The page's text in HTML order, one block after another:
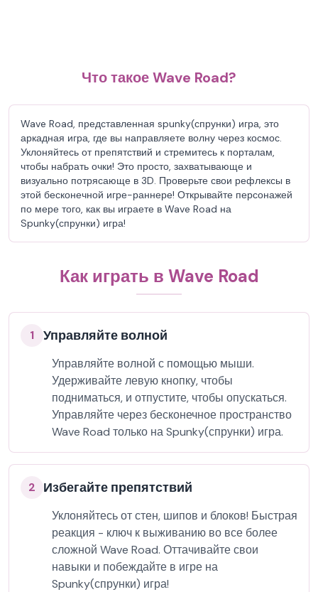
Что такое Wave Road?
Wave Road, представленная spunky(спрунки) игра, это
аркадная игра, где вы направляете волну через космос.
Уклоняйтесь от препятствий и стремитесь к порталам,
чтобы набрать очки! Это просто, захватывающе и
визуально потрясающе в 3D. Проверьте свои рефлексы в
этой бесконечной игре-раннере! Открывайте персонажей
по мере того, как вы играете в Wave Road на
Spunky(спрунки) игра!
Как играть в Wave Road
1 Управляйте волной
Управляйте волной с помощью мыши.
Удерживайте левую кнопку, чтобы
подниматься, и отпустите, чтобы опускаться.
Управляйте через бесконечное пространство
Wave Road только на Spunky(спрунки) игра.
2 Избегайте препятствий
Уклоняйтесь от стен, шипов и блоков! Быстрая
реакция - ключ к выживанию во все более
сложной Wave Road. Оттачивайте свои
навыки и побеждайте в игре на
Spunky(спрунки) игра!